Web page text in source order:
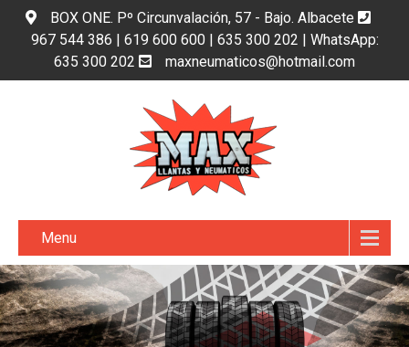
BOX ONE. Pº Circunvalación, 57 - Bajo. Albacete
967 544 386 | 619 600 600 | 635 300 202 | WhatsApp:
635 300 202
maxneumaticos@hotmail.com
Menu